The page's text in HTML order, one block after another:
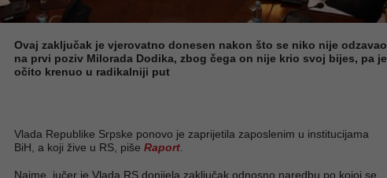
Ovaj zaključak je vjerovatno donesen nakon što se niko nije odzavao
na prvi poziv Milorada Dodika, zbog čega on nije krio svoj bijes, pa je
očito krenuo u radikalniji put
Vlada Republike Srpske ponovo je zaprijetila zaposlenim u institucijama
BiH, a koji žive u RS, piše Raport
Naime, jučer je Vlada RS donijela zaključak odnosno naredbu po kojoj se